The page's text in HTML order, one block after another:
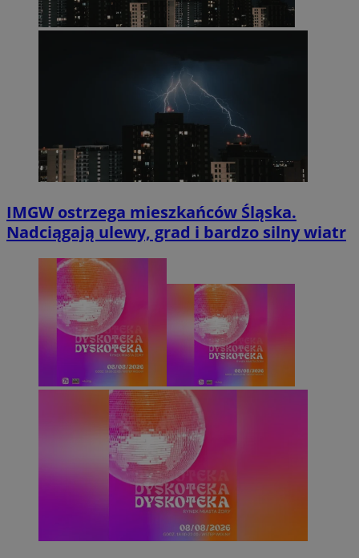
IMGW ostrzega mieszkańców Śląska.
Nadciągają ulewy, grad i bardzo silny wiatr